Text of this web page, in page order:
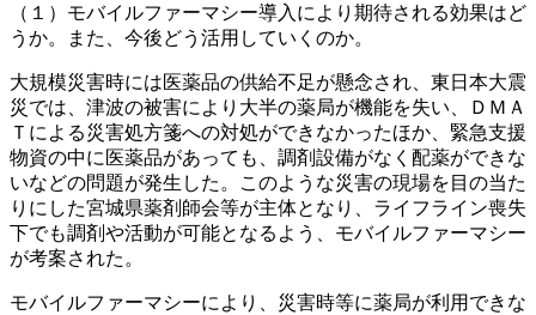
（１）モバイルファーマシー導入により期待される効果はど
うか。また、今後どう活用していくのか。
大規模災害時には医薬品の供給不足が懸念され、東日本大震
災では、津波の被害により大半の薬局が機能を失い、ＤＭＡ
Ｔによる災害処方箋への対処ができなかったほか、緊急支援
物資の中に医薬品があっても、調剤設備がなく配薬ができな
いなどの問題が発生した。このような災害の現場を目の当た
りにした宮城県薬剤師会等が主体となり、ライフライン喪失
下でも調剤や活動が可能となるよう、モバイルファーマシー
が考案された。
モバイルファーマシーにより、災害時等に薬局が利用できな